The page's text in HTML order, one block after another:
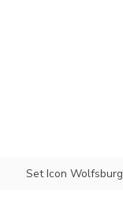
Set Icon Wolfsburg